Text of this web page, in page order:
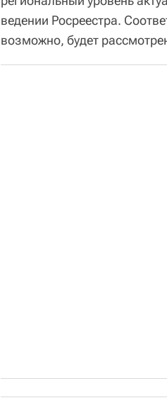
ведении Росреестра.
возможно, будет